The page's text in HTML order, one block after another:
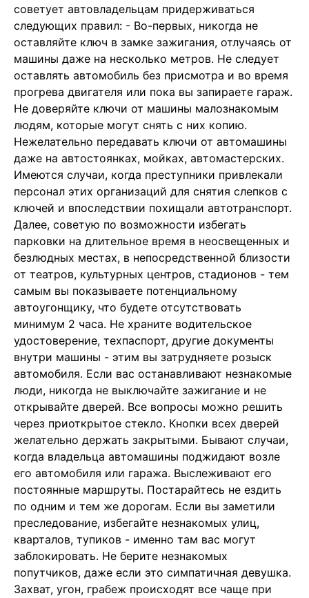
советует автовладельцам придерживаться
следующих правил: - Во-первых, никогда не
оставляйте ключ в замке зажигания, отлучаясь от
машины даже на несколько метров. Не следует
оставлять автомобиль без присмотра и во время
прогрева двигателя или пока вы запираете гараж.
Не доверяйте ключи от машины малознакомым
людям, которые могут снять с них копию.
Нежелательно передавать ключи от автомашины
даже на автостоянках, мойках, автомастерских.
Имеются случаи, когда преступники привлекали
персонал этих организаций для снятия слепков с
ключей и впоследствии похищали автотранспорт.
Далее, советую по возможности избегать
парковки на длительное время в неосвещенных и
безлюдных местах, в непосредственной близости
от театров, культурных центров, стадионов - тем
самым вы показываете потенциальному
автоугонщику, что будете отсутствовать
минимум 2 часа. Не храните водительское
удостоверение, техпаспорт, другие документы
внутри машины - этим вы затрудняете розыск
автомобиля. Если вас останавливают незнакомые
люди, никогда не выключайте зажигание и не
открывайте дверей. Все вопросы можно решить
через приоткрытое стекло. Кнопки всех дверей
желательно держать закрытыми. Бывают случаи,
когда владельца автомашины поджидают возле
его автомобиля или гаража. Выслеживают его
постоянные маршруты. Постарайтесь не ездить
по одним и тем же дорогам. Если вы заметили
преследование, избегайте незнакомых улиц,
кварталов, тупиков - именно там вас могут
заблокировать. Не берите незнакомых
попутчиков, даже если это симпатичная девушка.
Захват, угон, грабеж происходят все чаще при